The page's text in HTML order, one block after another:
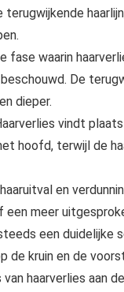
terugwijkende
fase waarin
De
dieper.
vindt
hoofd, terwijl de
en
een meer
een duidelijke
de kruin en de
van haarverlies aan